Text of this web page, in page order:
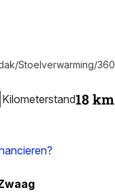
Stoelverwarming/
Kilometerstand18km